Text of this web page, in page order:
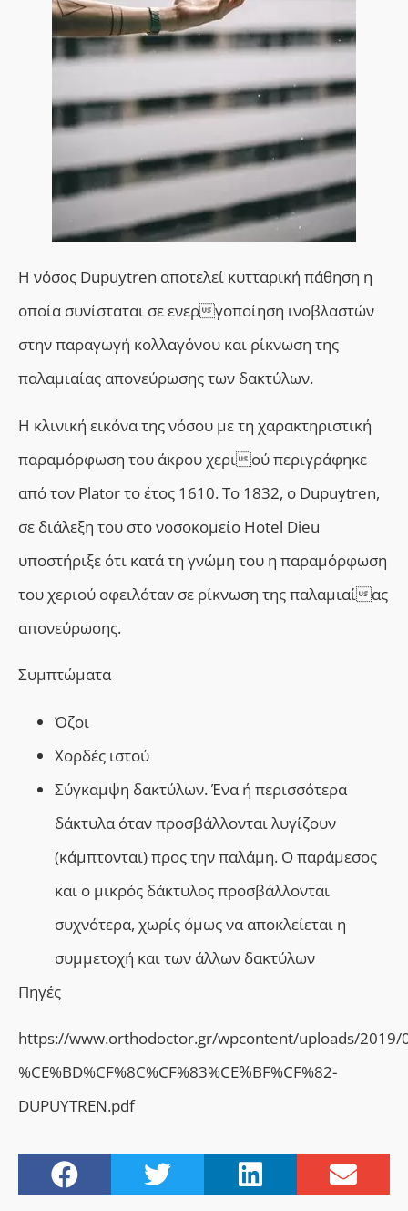
Η νόσος Dupuytren αποτελεί κυτταρική πάθηση η
οποία συνίσταται σε ενεργοποίηση ινοβλαστών
στην παραγωγή κολλαγόνου και ρίκνωση της
παλαμιαίας απονεύρωσης των δακτύλων.
Η κλινική εικόνα της νόσου με τη χαρακτηριστική
παραμόρφωση του άκρου χεριού περιγράφηκε
από τον Plator το έτος 1610. Το 1832, ο Dupuytren,
σε διάλεξη του στο νοσοκομείο Hotel Dieu
υποστήριξε ότι κατά τη γνώμη του η παραμόρφωση
του χεριού οφειλόταν σε ρίκνωση της παλαμιαίας
απονεύρωσης.
Συμπτώματα
Όζοι
Χορδές ιστού
Σύγκαμψη δακτύλων. Ένα ή περισσότερα
δάκτυλα όταν προσβάλλονται λυγίζουν
(κάμπτονται) προς την παλάμη. Ο παράμεσος
και ο μικρός δάκτυλος προσβάλλονται
συχνότερα, χωρίς όμως να αποκλείεται η
συμμετοχή και των άλλων δακτύλων
Πηγές
https://www.orthodoctor.gr/wpcontent/uploads/2019/07/
%CE%BD%CF%8C%CF%83%CE%BF%CF%82-
DUPUYTREN.pdf